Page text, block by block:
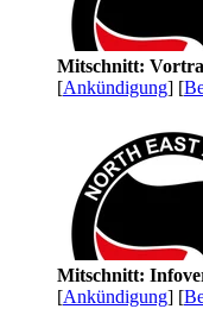
Mitschnitt:
[Ankündigung] [
Mitschnitt:
[Ankündigung] [